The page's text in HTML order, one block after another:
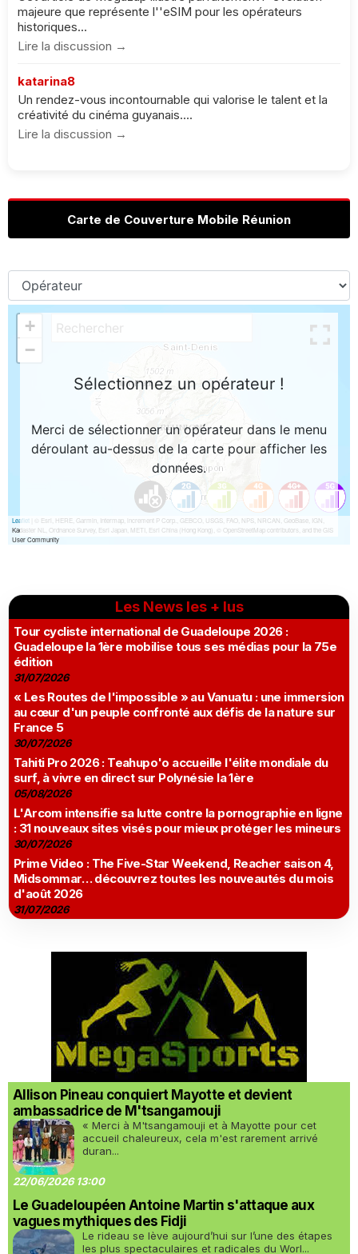
majeure que représente l''eSIM pour les opérateurs
historiques...
Lire la discussion →
katarina8
Un rendez-vous incontournable qui valorise le talent et la
créativité du cinéma guyanais....
Lire la discussion →
Carte de Couverture Mobile Réunion
Les News les + lus
Tour cycliste international de Guadeloupe 2026 :
Guadeloupe la 1ère mobilise tous ses médias pour la 75e
édition
31/07/2026
« Les Routes de l'impossible » au Vanuatu : une immersion
au cœur d'un peuple confronté aux défis de la nature sur
France 5
30/07/2026
Tahiti Pro 2026 : Teahupo'o accueille l'élite mondiale du
surf, à vivre en direct sur Polynésie la 1ère
05/08/2026
L'Arcom intensifie sa lutte contre la pornographie en ligne
: 31 nouveaux sites visés pour mieux protéger les mineurs
30/07/2026
Prime Video : The Five-Star Weekend, Reacher saison 4,
Midsommar… découvrez toutes les nouveautés du mois
d'août 2026
31/07/2026
Allison Pineau conquiert Mayotte et devient
ambassadrice de M'tsangamouji
« Merci à M'tsangamouji et à Mayotte pour cet
accueil chaleureux, cela m'est rarement arrivé
duran...
22/06/2026 13:00
Le Guadeloupéen Antoine Martin s'attaque aux
vagues mythiques des Fidji
Le rideau se lève aujourd’hui sur l’une des étapes
les plus spectaculaires et radicales du Worl...